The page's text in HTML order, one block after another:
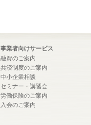
事業者向けサービス
融資のご案内
共済制度のご案内
中小企業相談
セミナー・講習会
労働保険のご案内
入会のご案内